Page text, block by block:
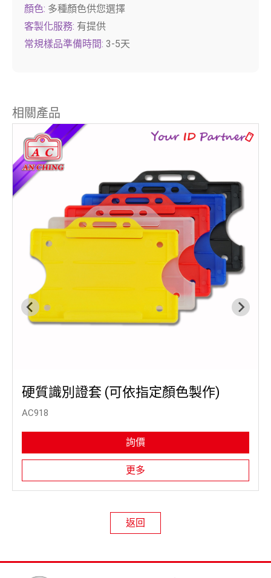
顏色: 多種顏色供您選擇
客製化服務: 有提供
常規樣品準備時間: 3-5天
相關產品
硬質識別證套 (可依指定顏色製作)
AC918
詢價
更多
返回